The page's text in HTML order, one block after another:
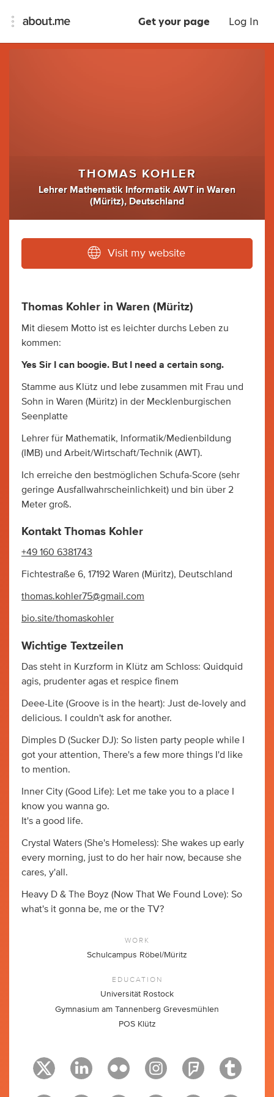
Get your page Log In
THOMAS KOHLER
Lehrer Mathematik Informatik AWT inWaren
(Müritz), Deutschland
Visit my website
Thomas Kohler in Waren (Müritz)
Mit diesem Motto ist es leichter durchs Leben zu
kommen:
Yes Sir I can boogie. But I need a certain song.
Stamme aus Klütz und lebe zusammen mit Frau und
Sohn in Waren (Müritz) in der Mecklenburgischen
Seenplatte
Lehrer für Mathematik, Informatik/Medienbildung
(IMB) und Arbeit/Wirtschaft/Technik (AWT).
Ich erreiche den bestmöglichen Schufa-Score (sehr
geringe Ausfallwahrscheinlichkeit) und bin über 2
Meter groß.
Kontakt Thomas Kohler
+49 160 6381743
Fichtestraße 6, 17192 Waren (Müritz), Deutschland
thomas.kohler75@gmail.com
bio.site/thomaskohler
Wichtige Textzeilen
Das steht in Kurzform in Klütz am Schloss: Quidquid
agis, prudenter agas et respice finem
Deee-Lite (Groove is in the heart): Just de-lovely and
delicious. I couldn't ask for another.
Dimples D (Sucker DJ): So listen party people while I
got your attention, There's a few more things I'd like
to mention.
Inner City (Good Life): Let me take you to a place I
know you wanna go.
It's a good life.
Crystal Waters (She's Homeless): She wakes up early
every morning, just to do her hair now, because she
cares, y'all.
Heavy D & The Boyz (Now That We Found Love): So
what's it gonna be, me or the TV?
WORK
Schulcampus Röbel/Müritz
EDUCATION
Universität Rostock
Gymnasium am Tannenberg Grevesmühlen
POS Klütz